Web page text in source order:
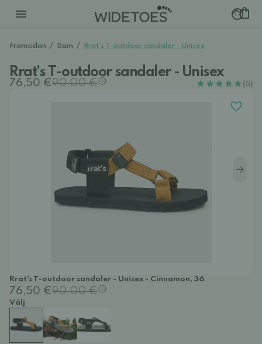
Framsidan / Dam / Rrat's T-outdoor sandaler - Unisex
Rrat's T-outdoor sandaler - Unisex
76,50 €90,00 € (5)
Rrat's T-outdoor sandaler - Unisex - Cinnamon, 36
76,50 €90,00 €
Välj